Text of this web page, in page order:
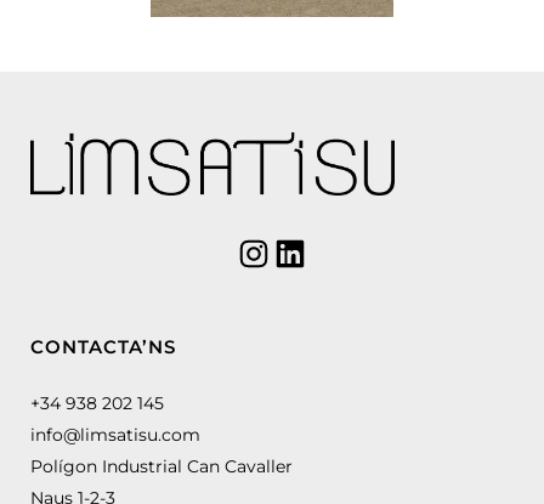
CONTACTA’NS
+34 938 202 145
info@limsatisu.com
Polígon Industrial Can Cavaller
Naus 1-2-3